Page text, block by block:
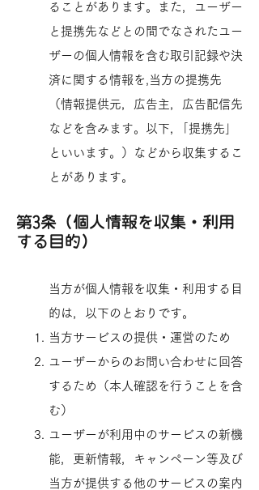
ることがあります。また，ユーザー
と提携先などとの間でなされたユー
ザーの個人情報を含む取引記録や決
済に関する情報を,当方の提携先
（情報提供元，広告主，広告配信先
などを含みます。以下，｢提携先｣
といいます。）などから収集するこ
とがあります。
第3条（個人情報を収集・利用
する目的）
当方が個人情報を収集・利用する目
的は，以下のとおりです。
当方サービスの提供・運営のため
ユーザーからのお問い合わせに回答
するため（本人確認を行うことを含
む）
ユーザーが利用中のサービスの新機
能，更新情報，キャンペーン等及び
当方が提供する他のサービスの案内